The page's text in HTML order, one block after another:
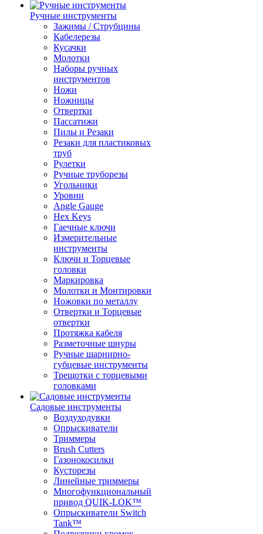
Ручные инструменты
Зажимы / Струбцины
Кабелерезы
Кусачки
Молотки
Наборы ручных
инструментов
Ножи
Ножницы
Отвертки
Пассатижи
Пилы и Резаки
Резаки для пластиковых
труб
Рулетки
Ручные труборезы
Угольники
Уровни
Angle Gauge
Hex Keys
Гаечные ключи
Измерительные
инструменты
Ключи и Торцевые
головки
Маркировка
Молотки и Монтировки
Ножовки по металлу
Отвертки и Торцевые
отвертки
Протяжка кабеля
Разметочные шнуры
Ручные шарнирно-
губцевые инструменты
Трещотки с торцевыми
головками
Садовые инструменты
Воздуходувки
Опрыскиватели
Триммеры
Brush Cutters
Газонокосилки
Кусторезы
Линейные триммеры
Многофункциональный
привод QUIK-LOK™
Опрыскиватели Switch
Tank™